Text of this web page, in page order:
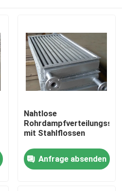
Nahtlose
mit Stahlflossen
Anfrage absenden